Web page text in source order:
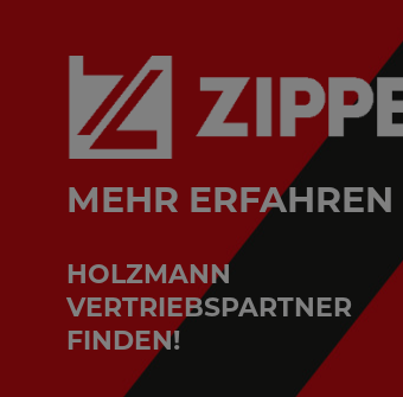
MEHR ERFAHREN
HOLZMANN
VERTRIEBSPARTNER
FINDEN!